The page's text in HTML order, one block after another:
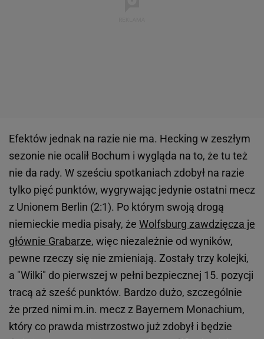
Efektów jednak na razie nie ma. Hecking w zeszłym
sezonie nie ocalił Bochum i wygląda na to, że tu też
nie da rady. W sześciu spotkaniach zdobył na razie
tylko pięć punktów, wygrywając jedynie ostatni mecz
z Unionem Berlin (2:1). Po którym swoją drogą
niemieckie media pisały, że Wolfsburg zawdzięcza je
głównie Grabarze, więc niezależnie od wyników,
pewne rzeczy się nie zmieniają. Zostały trzy kolejki,
a "Wilki" do pierwszej w pełni bezpiecznej 15. pozycji
tracą aż sześć punktów. Bardzo dużo, szczególnie
że przed nimi m.in. mecz z Bayernem Monachium,
który co prawda mistrzostwo już zdobył i będzie